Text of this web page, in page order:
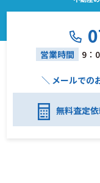
営業時間 9：
＼ メールでの
無料査定